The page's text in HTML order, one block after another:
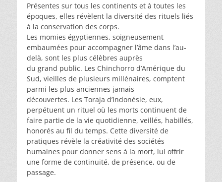
Présentes sur tous les continents et à toutes les
époques, elles révèlent la diversité des rituels liés
à la conservation des corps.
Les momies égyptiennes, soigneusement
embaumées pour accompagner l’âme dans l’au-
delà, sont les plus célèbres auprès
du grand public. Les Chinchorro d’Amérique du
Sud, vieilles de plusieurs millénaires, comptent
parmi les plus anciennes jamais
découvertes. Les Toraja d’Indonésie, eux,
perpétuent un rituel où les morts continuent de
faire partie de la vie quotidienne, veillés, habillés,
honorés au fil du temps. Cette diversité de
pratiques révèle la créativité des sociétés
humaines pour donner sens à la mort, lui offrir
une forme de continuité, de présence, ou de
passage.